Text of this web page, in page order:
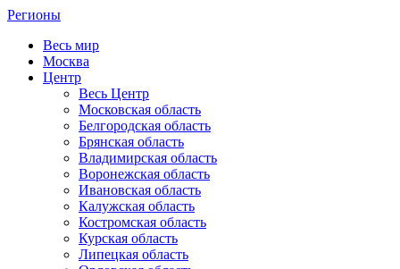
Регионы
Весь мир
Москва
Центр
Весь Центр
Московская область
Белгородская область
Брянская область
Владимирская область
Воронежская область
Ивановская область
Калужская область
Костромская область
Курская область
Липецкая область